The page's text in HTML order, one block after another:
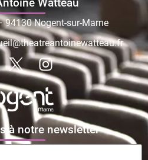
Watteau
94130 Nogent-sur-Marne
à notre newsletter